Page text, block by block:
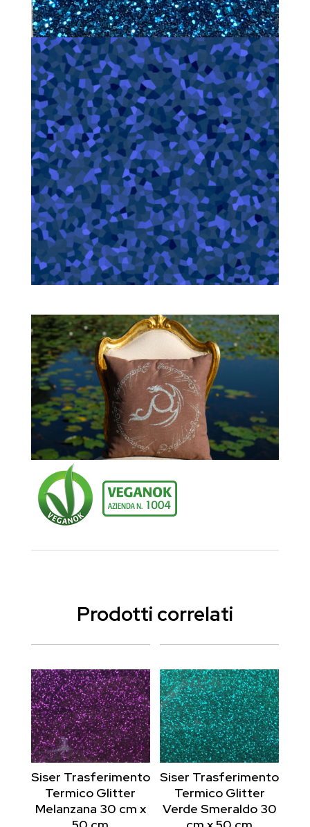
Prodotti correlati
Siser Trasferimento
Termico Glitter
Melanzana 30 cm x
Siser Trasferimento
Termico Glitter
Verde Smeraldo 30